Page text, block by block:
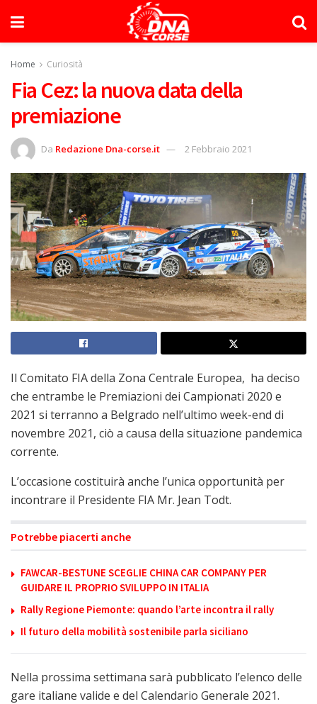
Home Curiosità
Fia Cez: la nuova data della
premiazione
Da Redazione Dna-corse.it 2 Febbraio 2021
Il Comitato FIA della Zona Centrale Europea, ha deciso
che entrambe le Premiazioni dei Campionati 2020 e
2021 si terranno a Belgrado nell’ultimo week-end di
novembre 2021, ciò a causa della situazione pandemica
corrente.
L’occasione costituirà anche l’unica opportunità per
incontrare il Presidente FIA Mr. Jean Todt.
Potrebbe piacerti anche
FAWCAR-BESTUNE SCEGLIE CHINA CAR COMPANY PER
GUIDARE IL PROPRIO SVILUPPO IN ITALIA
Rally Regione Piemonte: quando l’arte incontra il rally
Il futuro della mobilità sostenibile parla siciliano
Nella prossima settimana sarà pubblicato l’elenco delle
gare italiane valide e del Calendario Generale 2021.